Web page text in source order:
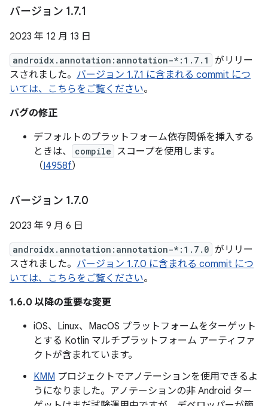
バージョン 1.7.1
2023 年 12 月 13 日
androidx.annotation:annotation-*:1.7.1
がリリー
スされました。 バージョン 1.7.1 に含まれる commit につ
いては、こちらをご覧ください。
バグの修正
デフォルトのプラットフォーム依存関係を挿入する
ときは、
compile スコープを使用します。
（I4958f）
バージョン 1.7.0
2023 年 9 月 6 日
androidx.annotation:annotation-*:1.7.0 がリリー
スされました。 バージョン 1.7.0 に含まれる commit につ
いては、こちらをご覧ください。
1.6.0 以降の重要な変更
iOS、Linux、MacOS プラットフォームをターゲット
とする Kotlin マルチプラットフォーム アーティファ
クトが含まれています。
KMM プロジェクトでアノテーションを使用できるよ
うになりました。アノテーションの非 Android ター